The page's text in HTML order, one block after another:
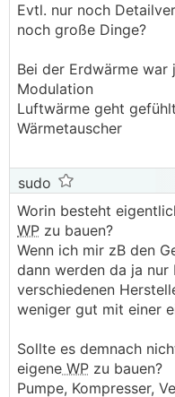
Evtl. nur noch
noch große Dinge?
Bei der Erdwärme
Modulation
Luftwärme geht
Wärmetauscher
sudo
Worin besteht
WP zu bauen?
Wenn ich mir zB den
dann werden da ja nur
verschiedenen
weniger gut mit einer
Sollte es demnach
eigene WP zu bauen?
Pumpe, Kompresser,